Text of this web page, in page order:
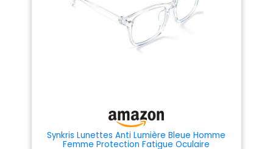
Synkris Lunettes Anti Lumière Bleue Homme
Femme Protection Fatigue Oculaire